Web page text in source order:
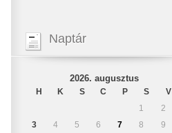
Naptár
2026. augusztus
H K S C P S V
1
2
3
4 5 6 7 8
9